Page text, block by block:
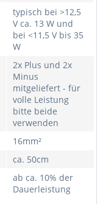
typisch bei >12,5
V ca. 13 W und
bei <11,5 V bis 35
W
2x Plus und 2x
Minus
mitgeliefert - für
volle Leistung
bitte beide
verwenden
16mm²
ca. 50cm
ab ca. 10% der
Dauerleistung